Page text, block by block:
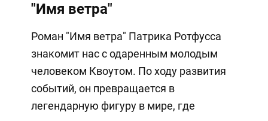
"Имя ветра"
Роман "Имя ветра" Патрика Ротфусса
знакомит нас с одаренным молодым
человеком Квоутом. По ходу развития
событий, он превращается в
легендарную фигуру в мире, где